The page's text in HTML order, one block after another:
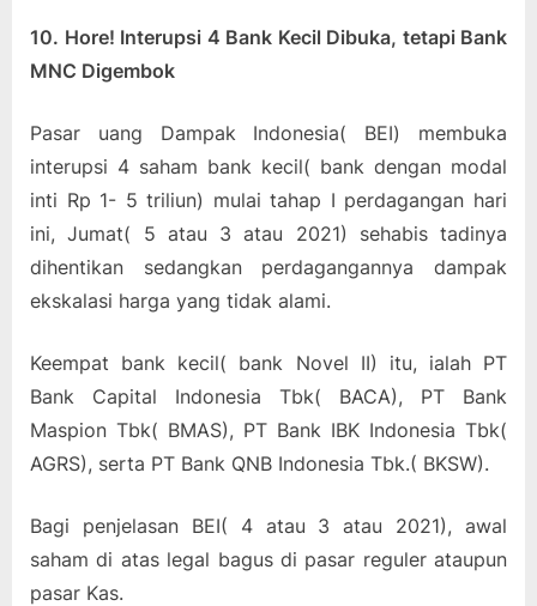
10. Hore! Interupsi 4 Bank Kecil Dibuka, tetapi Bank
MNC Digembok
Pasar uang Dampak Indonesia( BEI) membuka
interupsi 4 saham bank kecil( bank dengan modal
inti Rp 1- 5 triliun) mulai tahap I perdagangan hari
ini, Jumat( 5 atau 3 atau 2021) sehabis tadinya
dihentikan sedangkan perdagangannya dampak
ekskalasi harga yang tidak alami.
Keempat bank kecil( bank Novel II) itu, ialah PT
Bank Capital Indonesia Tbk( BACA), PT Bank
Maspion Tbk( BMAS), PT Bank IBK Indonesia Tbk(
AGRS), serta PT Bank QNB Indonesia Tbk.( BKSW).
Bagi penjelasan BEI( 4 atau 3 atau 2021), awal
saham di atas legal bagus di pasar reguler ataupun
pasar Kas.